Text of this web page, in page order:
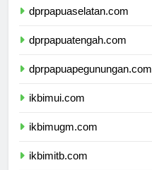
dprpapuaselatan.com
dprpapuatengah.com
dprpapuapegunungan.com
ikbimui.com
ikbimugm.com
ikbimitb.com